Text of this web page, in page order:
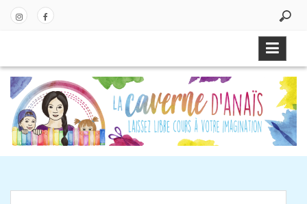
o
ag
ra
m
bo
ok